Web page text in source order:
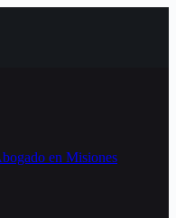
en Misiones